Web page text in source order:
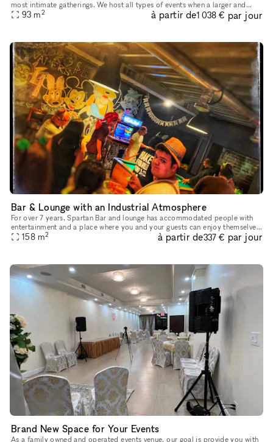
most intimate gatherings. We host all types of events when a larger and
intimate space is needed. The venue also provides and ou
93 m2 à partir de1 038 € par jour
Bar & Lounge with an Industrial Atmosphere
For over 7 years, Spartan Bar and lounge has accommodated people with
entertainment and a place where you and your guests can enjoy themselves
with fun and laughs in a private venue suited to your ev
158 m2 à partir de337 € par jour
Brand New Space for Your Events
As a family owned and operated events venue, our goal is provide you with